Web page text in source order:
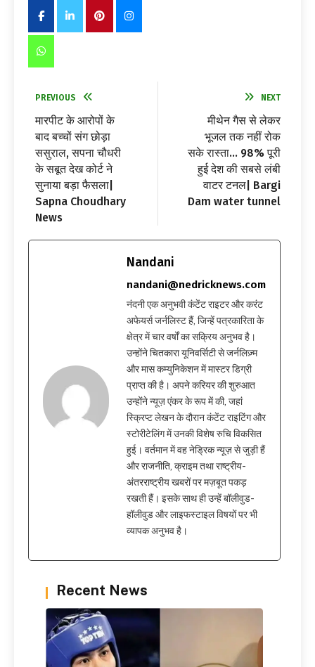
PREVIOUS
मारपीट के आरोपों के
बाद बच्चों संग छोड़ा
ससुराल, सपना चौधरी
के सबूत देख कोर्ट ने
सुनाया बड़ा फैसला|
Sapna Choudhary
News
NEXT
मीथेन गैस से लेकर
भूजल तक नहीं रोक
सके रास्ता… 98% पूरी
हुई देश की सबसे लंबी
वाटर टनल| Bargi
Dam water tunnel
Nandani
nandani@nedricknews.com
नंदनी एक अनुभवी कंटेंट राइटर और करंट
अफेयर्स जर्नलिस्ट हैं, जिन्हें पत्रकारिता के
क्षेत्र में चार वर्षों का सक्रिय अनुभव है।
उन्होंने चितकारा यूनिवर्सिटी से जर्नलिज़्म
और मास कम्युनिकेशन में मास्टर डिग्री
प्राप्त की है। अपने करियर की शुरुआत
उन्होंने न्यूज़ एंकर के रूप में की, जहां
स्क्रिप्ट लेखन के दौरान कंटेंट राइटिंग और
स्टोरीटेलिंग में उनकी विशेष रुचि विकसित
हुई। वर्तमान में वह नेड्रिक न्यूज़ से जुड़ी हैं
और राजनीति, क्राइम तथा राष्ट्रीय-
अंतरराष्ट्रीय खबरों पर मज़बूत पकड़
रखती हैं। इसके साथ ही उन्हें बॉलीवुड-
हॉलीवुड और लाइफस्टाइल विषयों पर भी
व्यापक अनुभव है।
Recent News